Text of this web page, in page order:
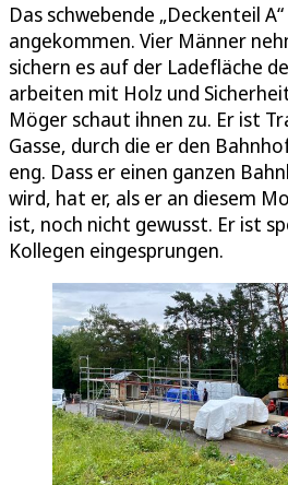
Das schwebende „Deckenteil
angekommen. Vier Männer
sichern es auf der Ladefläche
arbeiten mit Holz und
Möger schaut ihnen zu. Er ist
Gasse, durch die er den
eng. Dass er einen ganzen
wird, hat er, als er an diesem
ist, noch nicht gewusst. Er ist
Kollegen eingesprungen.